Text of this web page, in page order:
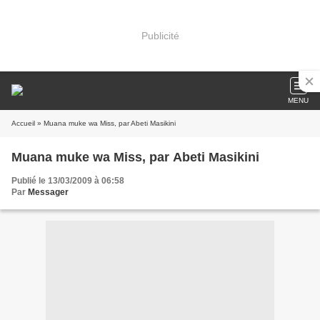
Publicité
MENU
Accueil » Muana muke wa Miss, par Abeti Masikini
Muana muke wa Miss, par Abeti Masikini
Publié le 13/03/2009 à 06:58
Par Messager